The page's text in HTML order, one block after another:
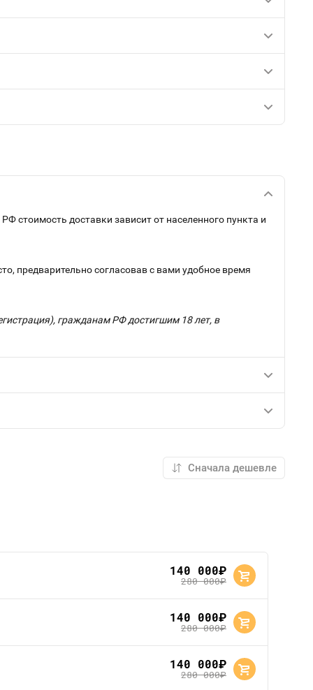
стоимость доставки зависит от населенного пункта и
предварительно согласовав с вами удобное время
гражданам РФ достигшим 18 лет, в
140 000руб.
280 000руб.
140 000руб.
280 000руб.
140 000руб.
280 000руб.